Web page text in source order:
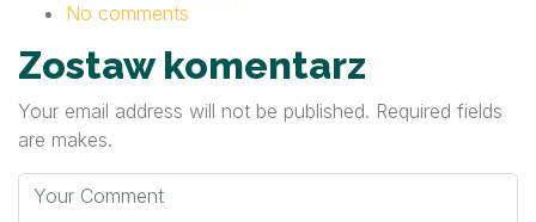
No comments
Zostaw komentarz
Your email address will not be published. Required fields
are makes.